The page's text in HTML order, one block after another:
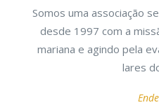
Somos uma associação
desde 1997 com a
mariana e agindo pela
lares